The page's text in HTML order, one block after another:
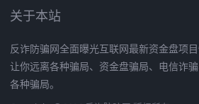
关于本站
反诈防骗网全面曝光互联网最新资金盘项
让你远离各种骗局、资金盘骗局、电信诈
各种骗局。